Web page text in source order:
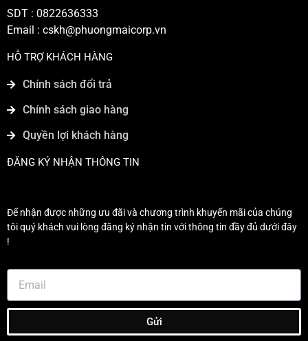
SDT : 0822636333
Email : cskh@phuongmaicorp.vn
HỖ TRỢ KHÁCH HÀNG
Chính sách đổi trả
Chính sách giao hàng
Quyền lợi khách hàng
ĐĂNG KÝ NHẬN THÔNG TIN
Để nhận được những ưu đãi và chương trình khuyến mãi của chúng
tôi quý khách vui lòng đăng ký nhận tin với thông tin đầy đủ dưới đây
!
Gửi